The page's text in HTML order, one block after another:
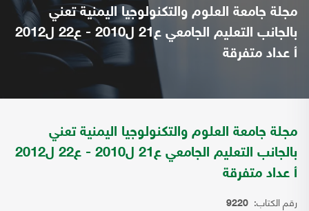
مجلة جامعة العلوم والتكنولوجيا اليمنية تعني
بالجانب التعليم الجامعي ع21 ل2010 - ع22 ل2012
أ عداد متفرقة
مجلة جامعة العلوم والتكنولوجيا اليمنية تعني
بالجانب التعليم الجامعي ع21 ل2010 - ع22 ل2012
أ عداد متفرقة
رقم الكتاب: 9220